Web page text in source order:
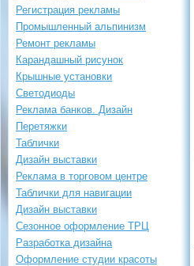
Регистрация рекламы
Промышленный альпинизм
Ремонт рекламы
Карандашный рисунок
Крышные установки
Светодиоды
Реклама банков. Дизайн
Перетяжки
Таблички
Дизайн выставки
Реклама в торговом центре
Таблички для навигации
Дизайн выставки
Сезонное оформление ТРЦ
Разработка дизайна
Оформление студии красоты